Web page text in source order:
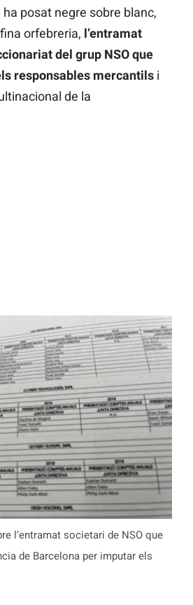
ha posat negre sobre blanc,
orfebreria, l’entramat
del grup NSO que
responsables mercantils i
de la
l’entramat societari de NSO que
de Barcelona per imputar els